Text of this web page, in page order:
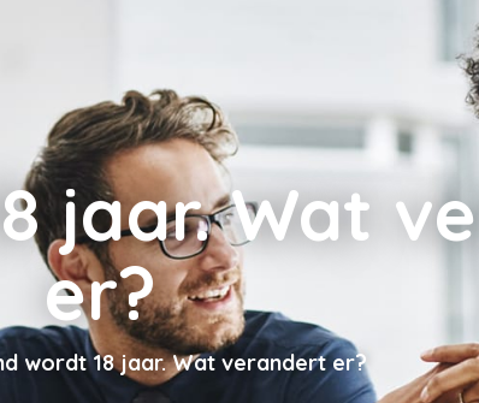
jaar. Wat
er?
wordt 18 jaar. Wat verandert er?